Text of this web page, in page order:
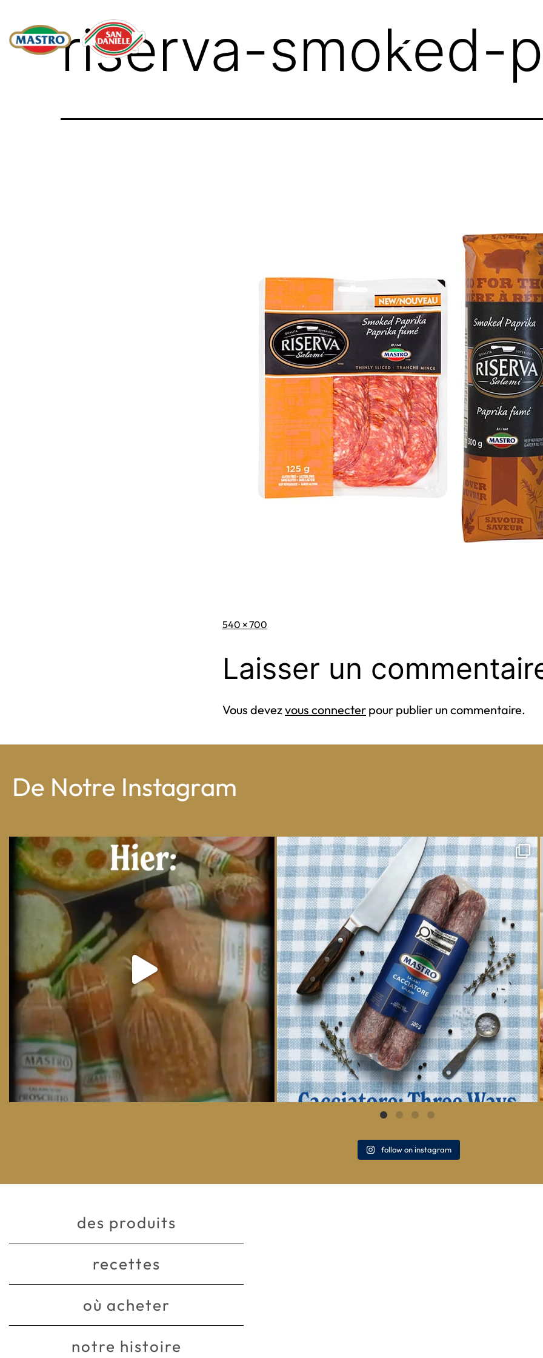
riserva-smoked-
Taille
540 × 700
Laisser un
Vous devezvous connecter pour publier un commentaire.
De Notre Instagram
From wood-paneled basements to candlelit condo...
8 0
One whole Mastro® Cacciatore Salami, so many
ways...
16 0
follow on instagram
des produits
recettes
où acheter
notre histoire